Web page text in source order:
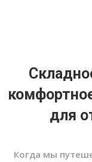
для
Когда мы